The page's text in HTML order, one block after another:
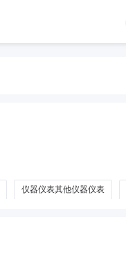
仪器仪表其他仪器仪表